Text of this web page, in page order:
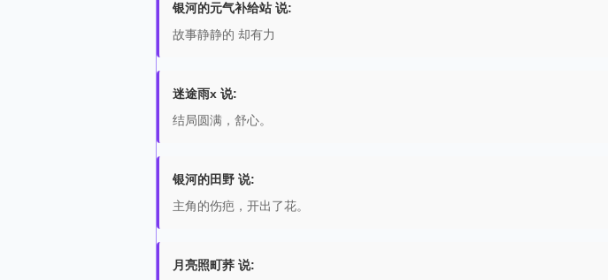
银河的元气补给站 说:
故事静静的 却有力
迷途雨x 说:
结局圆满，舒心。
银河的田野 说:
主角的伤疤，开出了花。
月亮照町荞 说: